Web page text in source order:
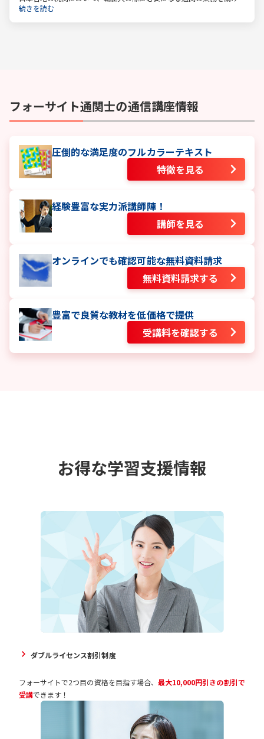
負っているのが通関士です。日本は貿易で成り立つ国ですので、今後
続きを読む
フォーサイト通関士の通信講座情報
圧倒的な満足度のフルカラーテキスト
特徴を見る
経験豊富な実力派講師陣！
講師を見る
オンラインでも確認可能な無料資料請求
無料資料請求する
豊富で良質な教材を低価格で提供
受講料を確認する
お得な学習支援情報
ダブルライセンス割引制度
フォーサイトで2つ目の資格を目指す場合、 最大10,000円引きの割引で
受講できます！